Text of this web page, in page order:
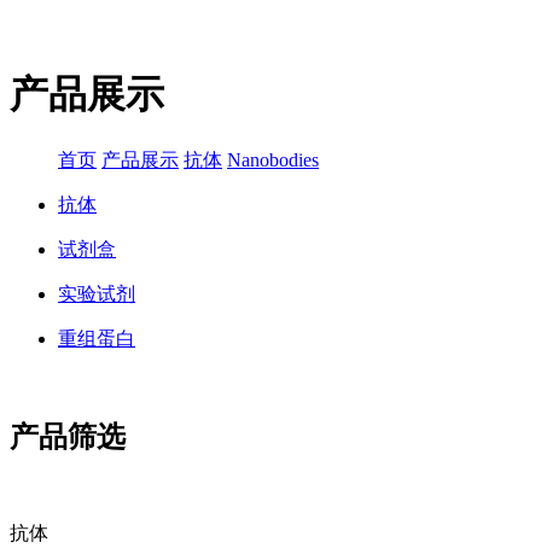
产品展示
首页 产品展示 抗体 Nanobodies
抗体
试剂盒
实验试剂
重组蛋白
产品筛选
抗体